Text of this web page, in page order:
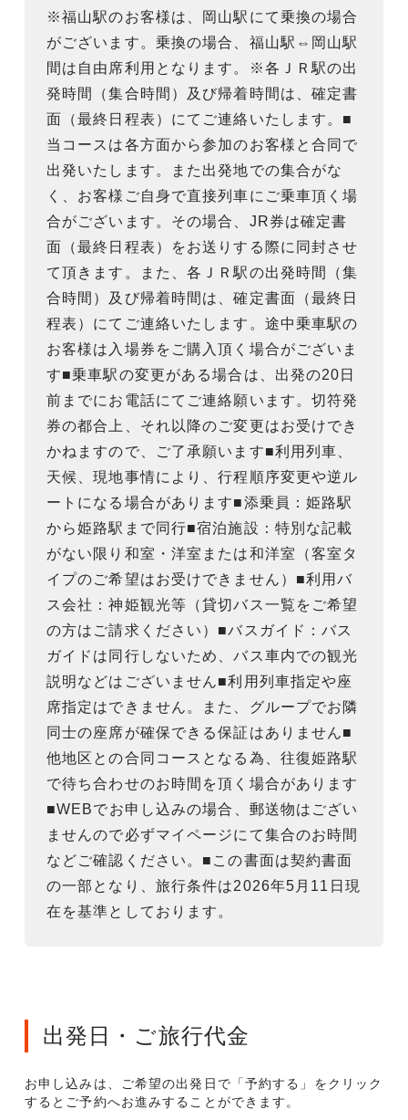
※福山駅のお客様は、岡山駅にて乗換の場合
がございます。乗換の場合、福山駅⇔岡山駅
間は自由席利用となります。※各ＪＲ駅の出
発時間（集合時間）及び帰着時間は、確定書
面（最終日程表）にてご連絡いたします。■
当コースは各方面から参加のお客様と合同で
出発いたします。また出発地での集合がな
く、お客様ご自身で直接列車にご乗車頂く場
合がございます。その場合、JR券は確定書
面（最終日程表）をお送りする際に同封させ
て頂きます。また、各ＪＲ駅の出発時間（集
合時間）及び帰着時間は、確定書面（最終日
程表）にてご連絡いたします。途中乗車駅の
お客様は入場券をご購入頂く場合がございま
す■乗車駅の変更がある場合は、出発の20日
前までにお電話にてご連絡願います。切符発
券の都合上、それ以降のご変更はお受けでき
かねますので、ご了承願います■利用列車、
天候、現地事情により、行程順序変更や逆ル
ートになる場合があります■添乗員：姫路駅
から姫路駅まで同行■宿泊施設：特別な記載
がない限り和室・洋室または和洋室（客室タ
イプのご希望はお受けできません）■利用バ
ス会社：神姫観光等（貸切バス一覧をご希望
の方はご請求ください）■バスガイド：バス
ガイドは同行しないため、バス車内での観光
説明などはございません■利用列車指定や座
席指定はできません。また、グループでお隣
同士の座席が確保できる保証はありません■
他地区との合同コースとなる為、往復姫路駅
で待ち合わせのお時間を頂く場合があります
■WEBでお申し込みの場合、郵送物はござい
ませんので必ずマイページにて集合のお時間
などご確認ください。■この書面は契約書面
の一部となり、旅行条件は2026年5月11日現
在を基準としております。
出発日・ご旅行代金
お申し込みは、ご希望の出発日で「予約する」をクリック
するとご予約へお進みすることができます。